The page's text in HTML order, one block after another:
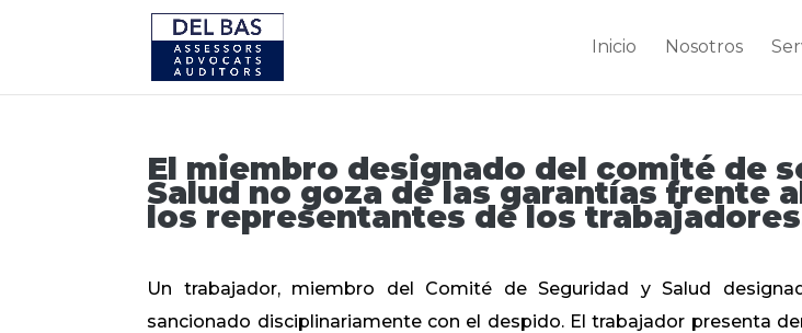
Inicio Nosotros
El miembro designado del comité de
Salud no goza de las garantías frente
los representantes de los
Un trabajador, miembro del Comité de Seguridad y Salud
sancionado disciplinariamente con el despido. El trabajador presenta